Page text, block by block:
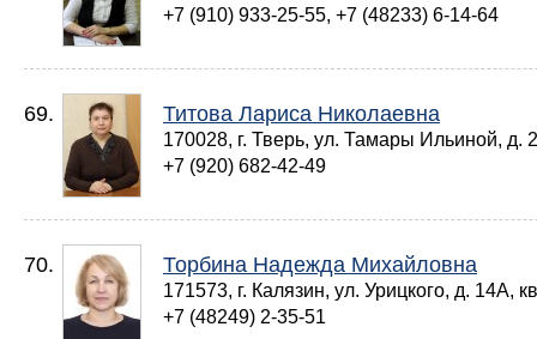
+7 (910) 933-25-55, +7 (48233) 6-14-64
69. Титова Лариса Николаевна
170028, г. Тверь, ул. Тамары Ильиной, д.
+7 (920) 682-42-49
70. Торбина Надежда Михайловна
171573, г. Калязин, ул. Урицкого, д. 14А,
+7 (48249) 2-35-51